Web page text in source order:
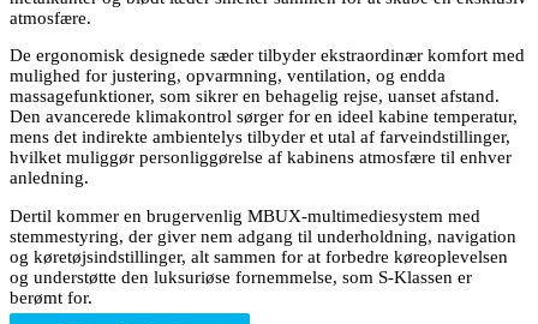
atmosfære.
De ergonomisk designede sæder tilbyder ekstraordinær komfort med
mulighed for justering, opvarmning, ventilation, og endda
massagefunktioner, som sikrer en behagelig rejse, uanset afstand.
Den avancerede klimakontrol sørger for en ideel kabine temperatur,
mens det indirekte ambientelys tilbyder et utal af farveindstillinger,
hvilket muliggør personliggørelse af kabinens atmosfære til enhver
anledning.
Dertil kommer en brugervenlig MBUX-multimediesystem med
stemmestyring, der giver nem adgang til underholdning, navigation
og køretøjsindstillinger, alt sammen for at forbedre køreoplevelsen
og understøtte den luksuriøse fornemmelse, som S-Klassen er
berømt for.